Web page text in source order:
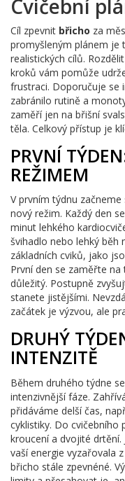
Cvičební
Cíl zpevnit břicho za
promyšleným plánem je
realistických cílů.
kroků vám pomůže
frustraci. Doporučuje se
zabránilo rutině a
zaměří jen na břišní
těla. Celkový přístup je
PRVNÍ
REŽIMEM
V prvním týdnu
nový režim. Každý den
minut lehkého
švihadlo nebo lehký běh
základních cviků, jako
První den se zaměřte
důležitý. Postupně
stanete jistějšími.
začátek je výzvou, ale
DRUHÝ
INTENZITĚ
Během druhého týdne
intenzivnější fáze.
přidáváme delší čas,
cyklistiky. Do cvičebního
kroucení a dvojité
vaší energie vyzařovala z
břicho stále zpevnéné.